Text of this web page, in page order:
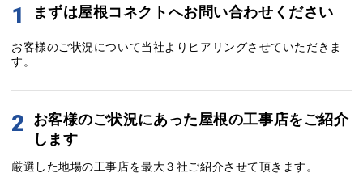
1 まずは屋根コネクトへお問い合わせください
お客様のご状況について当社よりヒアリングさせていただきま
す。
2
お客様のご状況にあった屋根の工事店をご紹介
します
厳選した地場の工事店を最大３社ご紹介させて頂きます。